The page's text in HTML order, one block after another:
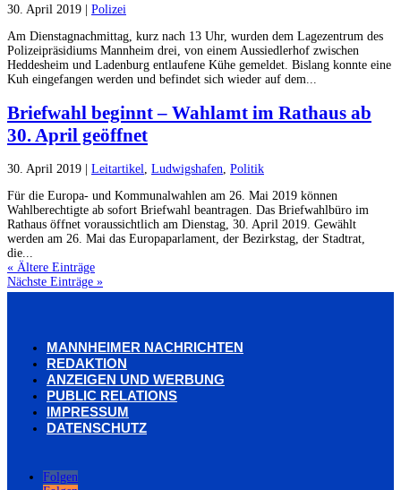
30. April 2019 | Polizei
Am Dienstagnachmittag, kurz nach 13 Uhr, wurden dem Lagezentrum des
Polizeipräsidiums Mannheim drei, von einem Aussiedlerhof zwischen
Heddesheim und Ladenburg entlaufene Kühe gemeldet. Bislang konnte eine
Kuh eingefangen werden und befindet sich wieder auf dem...
Briefwahl beginnt – Wahlamt im Rathaus ab
30. April geöffnet
30. April 2019 Leitartikel, Ludwigshafen, Politik
Für die Europa- und Kommunalwahlen am 26. Mai 2019 können
Wahlberechtigte ab sofort Briefwahl beantragen. Das Briefwahlbüro im
Rathaus öffnet voraussichtlich am Dienstag, 30. April 2019. Gewählt
werden am 26. Mai das Europaparlament, der Bezirkstag, der Stadtrat,
die...
« Ältere Einträge
Nächste Einträge »
MANNHEIMER NACHRICHTEN
REDAKTION
ANZEIGEN UND WERBUNG
PUBLIC RELATIONS
IMPRESSUM
DATENSCHUTZ
Folgen